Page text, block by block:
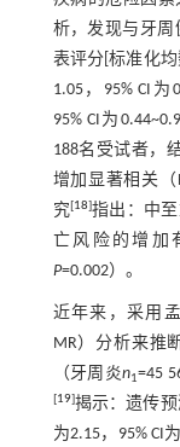
析，发现与牙
表评分[标准化均
1.05，95% CI为
95% CI为
188名受试者，
增加显著相关（
究[18]指出：中
亡风险的增加
P=0.002）。
近年来，采用孟
MR）分析来推
（牙周炎n1=45
[19]揭示：遗传
为2.15，95% CI